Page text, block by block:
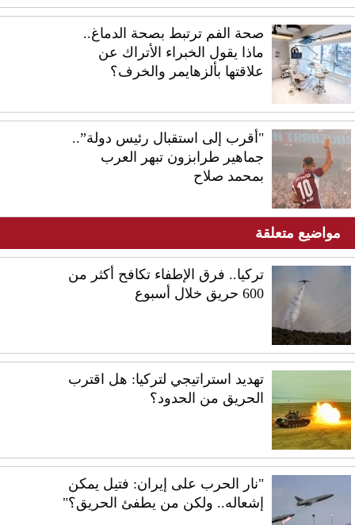
صحة الفم ترتبط بصحة الدماغ..
ماذا يقول الخبراء الأتراك عن
علاقتها بألزهايمر والخرف؟
"أقرب إلى استقبال رئيس دولة”..
جماهير طرابزون تبهر العرب
بمحمد صلاح
مواضيع متعلقة
تركيا.. فرق الإطفاء تكافح أكثر من
600 حريق خلال أسبوع
تهديد استراتيجي لتركيا: هل اقترب
الحريق من الحدود؟
"نار الحرب على إيران: فتيل يمكن
إشعاله.. ولكن من يطفئ الحريق؟"